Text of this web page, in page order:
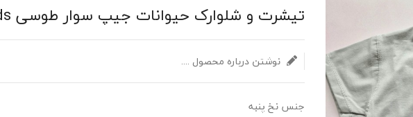
تیشرت و شلوارک حیوانات جیپ سوار طوسی kids
نوشتن درباره محصول ....
جنس نخ پنبه